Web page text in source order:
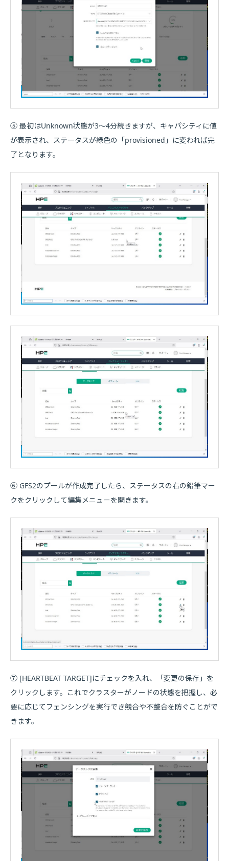
⑤ 最初はUnknown状態が3～4分続きますが、キャパシティに値
が表示され、ステータスが緑色の「provisioned」に変われば完
了となります。
⑥ GFS2のプールが作成完了したら、ステータスの右の鉛筆マー
クをクリックして編集メニューを開きます。
⑦ [HEARTBEAT TARGET]にチェックを入れ、「変更の保存」を
クリックします。これでクラスターがノードの状態を把握し、必
要に応じてフェンシングを実行でき競合や不整合を防ぐことがで
きます。